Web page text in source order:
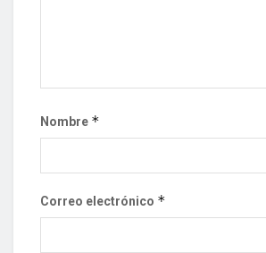
Nombre *
Correo electrónico *